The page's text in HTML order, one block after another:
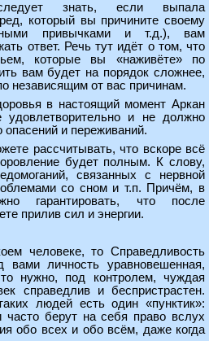
знать, если выпала
который вы причините своему
привычками и т.д.), вам
ответ. Речь тут идёт о том, что
которые вы «наживёте» по
вам будет на порядок сложнее,
независящим от вас причинам.
в настоящий момент Аркан
удовлетворительно и не должно
и переживаний.
рассчитывать, что вскоре всё
будет полным. К слову,
связанных с нервной
со сном и т.п. Причём, в
гарантировать, что после
прилив сил и энергии.
человеке, то Справедливость
вами личность уравновешенная,
нужно, под контролем, чуждая
справедлив и беспристрастен.
людей есть один «пунктик»:
берут на себя право вслух
обо всех и обо всём, даже когда